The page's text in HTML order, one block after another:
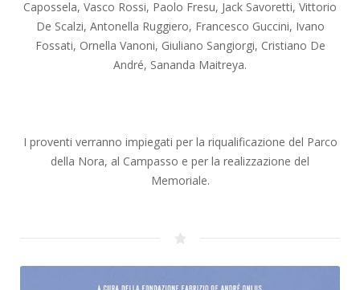
Capossela, Vasco Rossi, Paolo Fresu, Jack Savoretti, Vittorio
De Scalzi, Antonella Ruggiero, Francesco Guccini, Ivano
Fossati, Ornella Vanoni, Giuliano Sangiorgi, Cristiano De
André, Sananda Maitreya.
I proventi verranno impiegati per la riqualificazione del Parco
della Nora, al Campasso e per la realizzazione del
Memoriale.